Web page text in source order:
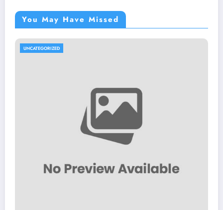
You May Have Missed
UNCATEGORIZED